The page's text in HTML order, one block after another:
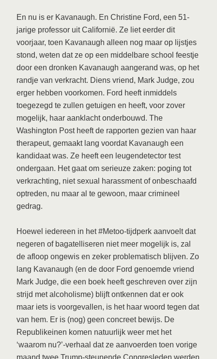
En nu is er Kavanaugh. En Christine Ford, een 51-
jarige professor uit Californië. Ze liet eerder dit
voorjaar, toen Kavanaugh alleen nog maar op lijstjes
stond, weten dat ze op een middelbare school feestje
door een dronken Kavanaugh aangerand was, op het
randje van verkracht. Diens vriend, Mark Judge, zou
erger hebben voorkomen. Ford heeft inmiddels
toegezegd te zullen getuigen en heeft, voor zover
mogelijk, haar aanklacht onderbouwd. The
Washington Post heeft de rapporten gezien van haar
therapeut, gemaakt lang voordat Kavanaugh een
kandidaat was. Ze heeft een leugendetector test
ondergaan. Het gaat om serieuze zaken: poging tot
verkrachting, niet sexual harassment of onbeschaafd
optreden, nu maar al te gewoon, maar crimineel
gedrag.
Hoewel iedereen in het #Metoo-tijdperk aanvoelt dat
negeren of bagatelliseren niet meer mogelijk is, zal
de afloop ongewis en zeker problematisch blijven. Zo
lang Kavanaugh (en de door Ford genoemde vriend
Mark Judge, die een boek heeft geschreven over zijn
strijd met alcoholisme) blijft ontkennen dat er ook
maar iets is voorgevallen, is het haar woord tegen dat
van hem. Er is (nog) geen concreet bewijs. De
Republikeinen komen natuurlijk weer met het
‘waarom nu?’-verhaal dat ze aanvoerden toen vorige
maand twee Trump-steunende Congresleden werden